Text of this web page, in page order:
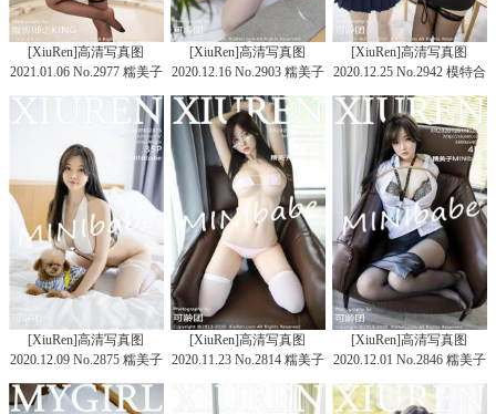
[XiuRen]高清写真图
2021.01.06 No.2977 糯美子
[XiuRen]高清写真图
2020.12.16 No.2903 糯美子
Mini
[XiuRen]高清写真图
2020.12.25 No.2942 模特合
集
[XiuRen]高清写真图
2020.12.09 No.2875 糯美子
[XiuRen]高清写真图
2020.11.23 No.2814 糯美子
[XiuRen]高清写真图
2020.12.01 No.2846 糯美子